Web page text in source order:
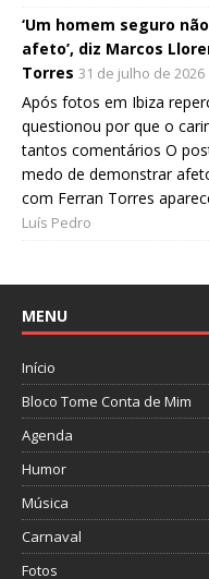
‘Um homem seguro
afeto’, diz Marcos
Torres 31 de julho de 2026
Após fotos em Ibiza
questionou por que o
tantos comentários O
medo de demonstrar
com Ferran Torres
Luís Pedro
MENU
Início
Bloco Tome Conta de Mim
Agenda
Humor
Música
Carnaval
Fotos